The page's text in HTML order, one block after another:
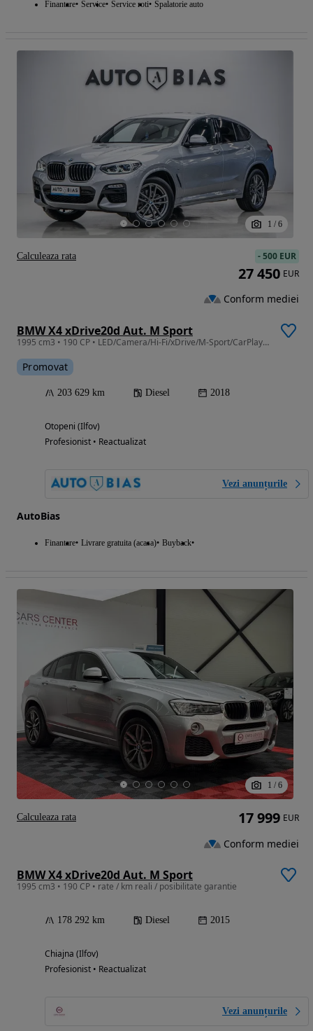
Finantare Service Service roti Spalatorie auto
1 / 6
BMW X4 xDrive20d Aut. M Sport
1995 cm3 • 190 CP • LED/Camera/Hi-Fi/xDrive/M-Sport/CarPlay/Leasing-Rate FARA AVANS
Promovat
203 629 km Diesel 2018
Otopeni (Ilfov)
Profesionist • Reactualizat
Vezi anunțurile
AutoBias
Finantare Livrare gratuita (acasa) Buyback
-500 EUR
27 450 EUR
Conform mediei
Calculeaza rata
1 / 6
BMW X4 xDrive20d Aut. M Sport
1995 cm3 • 190 CP • rate / km reali / posibilitate garantie
178 292 km Diesel 2015
Chiajna (Ilfov)
Profesionist • Reactualizat
Vezi anunțurile
17 999 EUR
Conform mediei
Calculeaza rata